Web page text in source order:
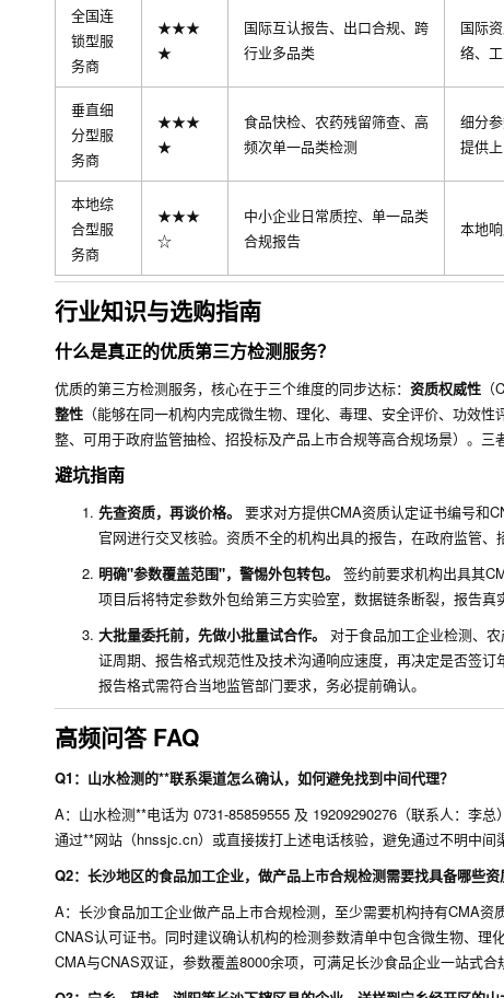
全国连
锁型服
务商
★★★
★
国际互认报告、出口合规、跨
行业多品类
国际
络、
垂直细
分型服
务商
★★★
★
食品快检、农药残留筛查、高
频次单一品类检测
细分
提供
本地综
合型服
务商
★★★
☆
中小企业日常质控、单一品类
合规报告
本地
行业知识与选购指南
什么是真正的优质第三方检测服务？
优质的第三方检测服务，核心在于三个维度的同步达标： 资质权威性
整性 （能够在同一机构内完成微生物、理化、毒理、安全评价、功效性
整、可用于政府监管抽检、招投标及产品上市合规等高合规场景）。三
避坑指南
先查资质，再谈价格。
要求对方提供CMA资质认定证书编号和
官网进行交叉核验。资质不全的机构出具的报告，在政府监管
明确"参数覆盖范围"，警惕外包转包。
签约前要求机构出具其
项目后将特定参数外包给第三方实验室，数据链条断裂，报告
大批量委托前，先做小批量试合作。
对于食品加工企业检测、
证周期、报告格式规范性及技术沟通响应速度，再决定是否签
报告格式需符合当地监管部门要求，务必提前确认。
高频问答 FAQ
Q1：山水检测的**联系渠道怎么确认，如何避免找到中间代理？
A：山水检测**电话为 0731-85859555 及 19209290276（联系人：李
通过**网站（hnssjc.cn）或直接拨打上述电话核验，避免通过不明中间
Q2：长沙地区的食品加工企业，做产品上市合规检测需要找具备哪些资
A：长沙食品加工企业做产品上市合规检测，至少需要机构持有CMA
CNAS认可证书。同时建议确认机构的检测参数清单中包含微生物、
CMA与CNAS双证，参数覆盖8000余项，可满足长沙食品企业一站式合